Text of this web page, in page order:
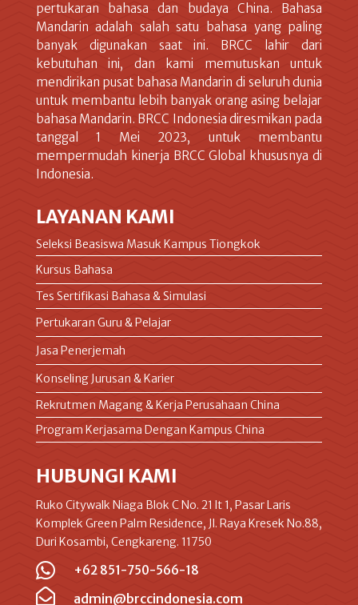
pertukaran bahasa dan budaya China. Bahasa
Mandarin adalah salah satu bahasa yang paling
banyak digunakan saat ini. BRCC lahir dari
kebutuhan ini, dan kami memutuskan untuk
mendirikan pusat bahasa Mandarin di seluruh dunia
untuk membantu lebih banyak orang asing belajar
bahasa Mandarin. BRCC Indonesia diresmikan pada
tanggal 1 Mei 2023, untuk membantu
mempermudah kinerja BRCC Global khususnya di
Indonesia.
LAYANAN KAMI
Seleksi Beasiswa Masuk Kampus Tiongkok
Kursus Bahasa
Tes Sertifikasi Bahasa & Simulasi
Pertukaran Guru & Pelajar
Jasa Penerjemah
Konseling Jurusan & Karier
Rekrutmen Magang & Kerja Perusahaan China
Program Kerjasama Dengan Kampus China
HUBUNGI KAMI
Ruko Citywalk Niaga Blok C No. 21 lt 1, Pasar Laris
Komplek Green Palm Residence, Jl. Raya Kresek No.88,
Duri Kosambi, Cengkareng. 11750
 +62 851-750-566-18
 admin@brccindonesia.com